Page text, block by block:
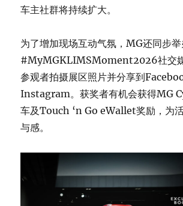
车主社群将持续扩大。
为了增加现场互动气氛，MG还同步
#MyMGKLIMSMoment2026社交
参观者拍摄展区照片并分享到
Instagram。获奖者有机会获得MG
车及Touch ‘n Go eWallet奖励，为
与感。